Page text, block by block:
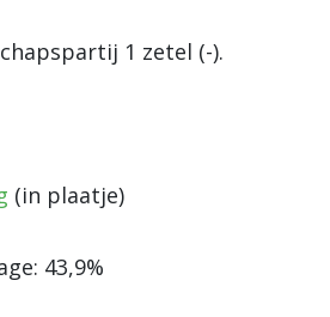
1 zetel (-).
(in plaatje)
43,9%